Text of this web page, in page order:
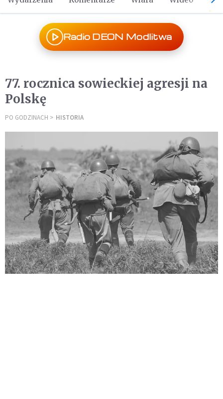
Radio DEON Modlitwa
77. rocznica sowieckiej agresji na
Polskę
PO GODZINACH HISTORIA